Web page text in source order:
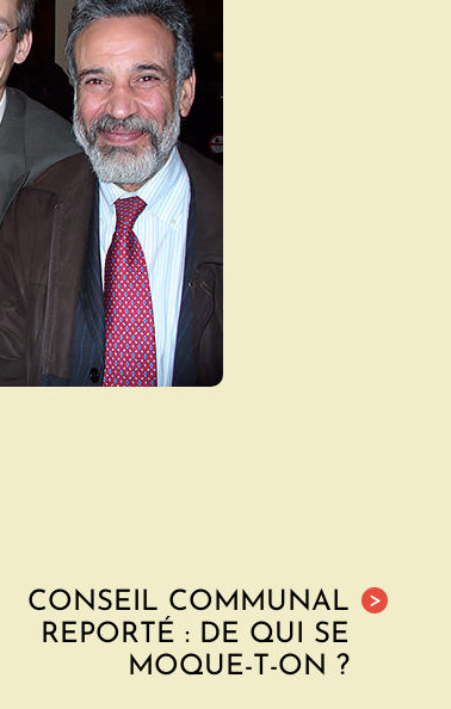
>
CONSEIL COMMUNAL
REPORTÉ : DE QUI SE
MOQUE-T-ON ?